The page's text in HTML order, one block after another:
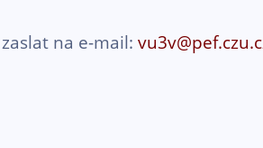
na e-mail: